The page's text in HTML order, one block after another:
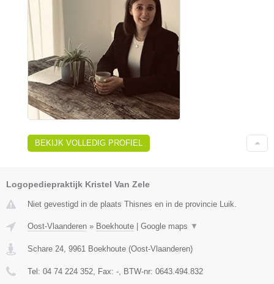
BEKIJK VOLLEDIG PROFIEL
Logopediepraktijk Kristel Van Zele
Niet gevestigd in de plaats Thisnes en in de provincie Luik.
Oost-Vlaanderen » Boekhoute Google maps ▼
Schare 24, 9961 Boekhoute (Oost-Vlaanderen)
Tel: 04 74 224 352, Fax: -, BTW-nr: 0643.494.832